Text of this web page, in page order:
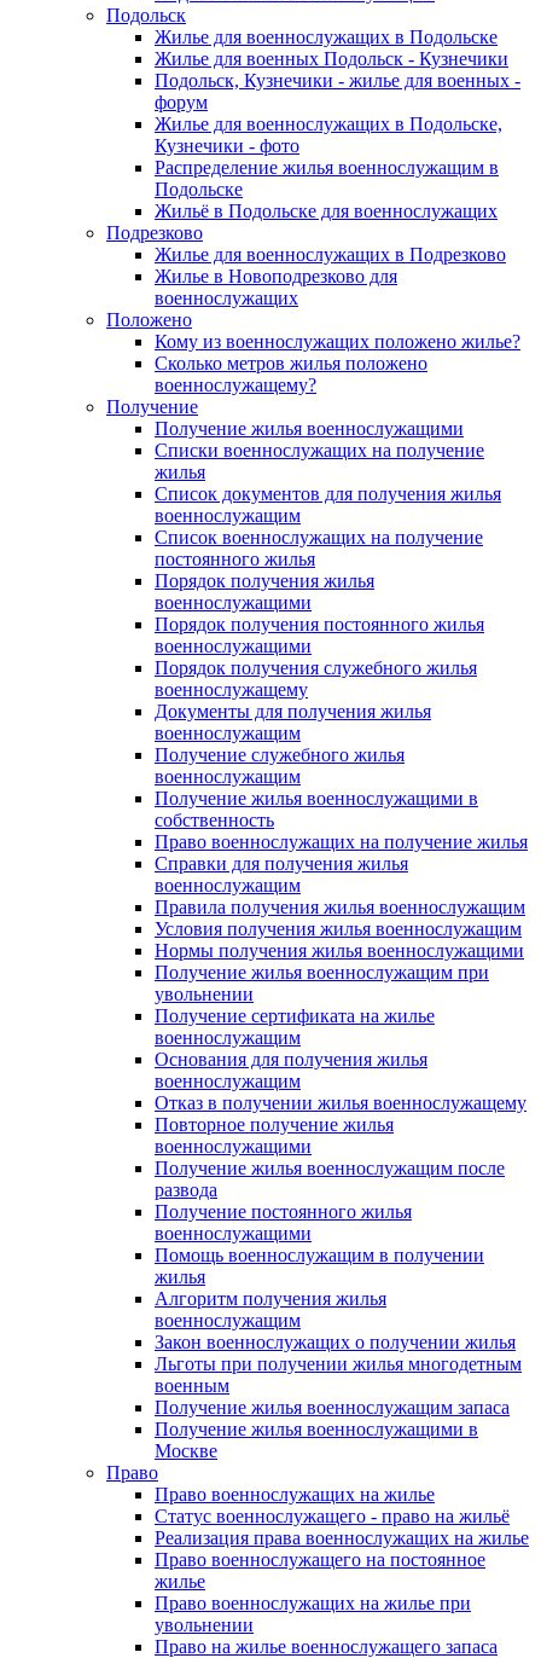
Подольск
Жилье для военнослужащих в Подольске
Жилье для военных Подольск - Кузнечики
Подольск, Кузнечики - жилье для военных -
форум
Жилье для военнослужащих в Подольске,
Кузнечики - фото
Распределение жилья военнослужащим в
Подольске
Жильё в Подольске для военнослужащих
Подрезково
Жилье для военнослужащих в Подрезково
Жилье в Новоподрезково для
военнослужащих
Положено
Кому из военнослужащих положено жилье?
Сколько метров жилья положено
военнослужащему?
Получение
Получение жилья военнослужащими
Списки военнослужащих на получение
жилья
Список документов для получения жилья
военнослужащим
Список военнослужащих на получение
постоянного жилья
Порядок получения жилья
военнослужащими
Порядок получения постоянного жилья
военнослужащими
Порядок получения служебного жилья
военнослужащему
Документы для получения жилья
военнослужащим
Получение служебного жилья
военнослужащим
Получение жилья военнослужащими в
собственность
Право военнослужащих на получение жилья
Справки для получения жилья
военнослужащим
Правила получения жилья военнослужащим
Условия получения жилья военнослужащим
Нормы получения жилья военнослужащими
Получение жилья военнослужащим при
увольнении
Получение сертификата на жилье
военнослужащим
Основания для получения жилья
военнослужащим
Отказ в получении жилья военнослужащему
Повторное получение жилья
военнослужащими
Получение жилья военнослужащим после
развода
Получение постоянного жилья
военнослужащими
Помощь военнослужащим в получении
жилья
Алгоритм получения жилья
военнослужащим
Закон военнослужащих о получении жилья
Льготы при получении жилья многодетным
военным
Получение жилья военнослужащим запаса
Получение жилья военнослужащими в
Москве
Право
Право военнослужащих на жилье
Статус военнослужащего - право на жильё
Реализация права военнослужащих на жилье
Право военнослужащего на постоянное
жилье
Право военнослужащих на жилье при
увольнении
Право на жилье военнослужащего запаса